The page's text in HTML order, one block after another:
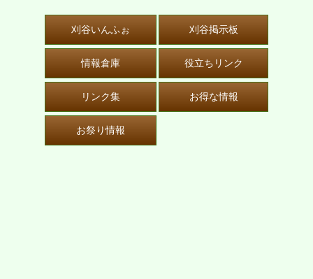
刈谷いんふぉ 刈谷掲示板
情報倉庫 役立ちリンク
リンク集 お得な情報
お祭り情報